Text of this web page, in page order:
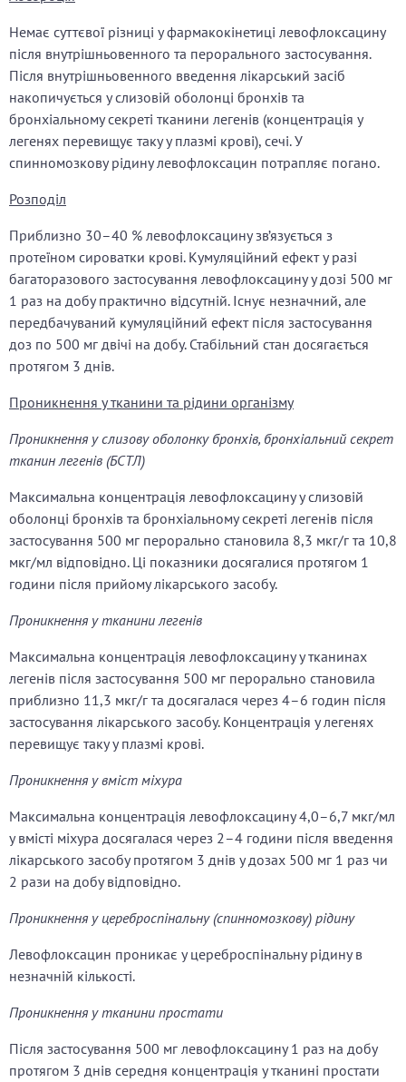
Немає суттєвої різниці у фармакокінетиці левофлоксацину
після внутрішньовенного та перорального застосування.
Після внутрішньовенного введення лікарський засіб
накопичується у слизовій оболонці бронхів та
бронхіальному секреті тканини легенів (концентрація у
легенях перевищує таку у плазмі крові), сечі. У
спинномозкову рідину левофлоксацин потрапляє погано.
Розподіл
Приблизно 30–40 % левофлоксацину зв’язується з
протеїном сироватки крові. Кумуляційний ефект у разі
багаторазового застосування левофлоксацину у дозі 500 мг
1 раз на добу практично відсутній. Існує незначний, але
передбачуваний кумуляційний ефект після застосування
доз по 500 мг двічі на добу. Стабільний стан досягається
протягом 3 днів.
Проникнення у тканини та рідини організму
Проникнення у слизову оболонку бронхів, бронхіальний секрет
тканин легенів (БСТЛ)
Максимальна концентрація левофлоксацину у слизовій
оболонці бронхів та бронхіальному секреті легенів після
застосування 500 мг перорально становила 8,3 мкг/г та 10,8
мкг/мл відповідно. Ці показники досягалися протягом 1
години після прийому лікарського засобу.
Проникнення у тканини легенів
Максимальна концентрація левофлоксацину у тканинах
легенів після застосування 500 мг перорально становила
приблизно 11,3 мкг/г та досягалася через 4–6 годин після
застосування лікарського засобу. Концентрація у легенях
перевищує таку у плазмі крові.
Проникнення у вміст міхура
Максимальна концентрація левофлоксацину 4,0–6,7 мкг/мл
у вмісті міхура досягалася через 2–4 години після введення
лікарського засобу протягом 3 днів у дозах 500 мг 1 раз чи
2 рази на добу відповідно.
Проникнення у цереброспінальну (спинномозкову) рідину
Левофлоксацин проникає у цереброспінальну рідину в
незначній кількості.
Проникнення у тканини простати
Після застосування 500 мг левофлоксацину 1 раз на добу
протягом 3 днів середня концентрація у тканині простати